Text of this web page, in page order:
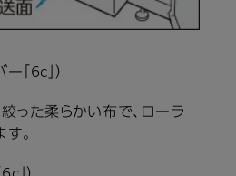
「6c」）
った柔らかい布で、ローラ
。